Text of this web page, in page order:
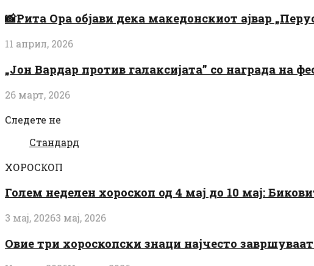
📸Рита Ора објави дека македонскиот ајвар
11 април, 2026
„Јон Вардар против галаксијата” со награда на
26 март, 2026
Следете не
Стандард
ХОРОСКОП
Голем неделен хороскоп од 4 мај до 10 мај:
3 мај, 20263 мај, 2026
Овие три хороскопски знаци најчесто